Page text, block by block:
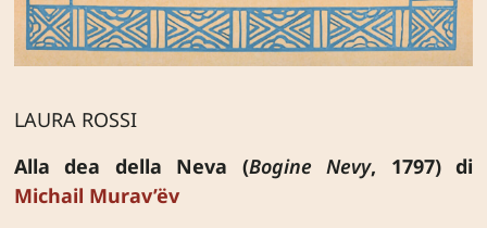
LAURA ROSSI
Alla dea della Neva (Bogine Nevy, 1797) di
Michail Murav’ëv